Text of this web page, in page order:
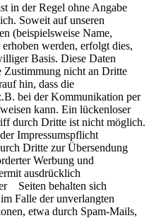
in der Regel ohne Angabe
Soweit auf unseren
(beispielsweise Name,
werden, erfolgt dies,
Basis. Diese Daten
Zustimmung nicht an Dritte
hin, dass die
bei der Kommunikation per
kann. Ein lückenloser
durch Dritte ist nicht möglich.
Impressumspflicht
Dritte zur Übersendung
Werbung und
ausdrücklich
Seiten behalten sich
Falle der unverlangten
etwa durch Spam-Mails,